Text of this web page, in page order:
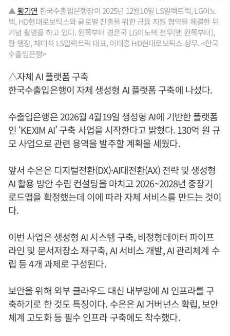
▲황기연 한국수출입은행장이 2025년 12월10일 LS일렉트릭, LG이노
텍, HD현대로보틱스와 글로벌 진출을 위한 금융 지원 협약을 체결한 뒤
기념 촬영을 하고 있다. 왼쪽부터 경은국 LG이노텍 전무(맨 왼쪽부터),
황 행장, 채대석 LS일렉트릭 대표, 이태홍 HD현대로보틱스 상무. <한국
수출입은행>
△자체 AI 플랫폼 구축
한국수출입은행이 자체 생성형 AI 플랫폼 구축에 나섰다.
수출입은행은 2026월 4월19일 생성형 AI에 기반한 플랫폼
인 ‘KEXIM AI’ 구축 사업을 시작한다고 밝혔다. 130억 원 규
모 사업으로 관련 용역을 발주할 계획을 세웠다.
앞서 수은은 디지털전환(DX)·AI대전환(AX) 전략 및 생성형
AI 활용 방안 수립 컨설팅을 마치고 2026~2028년 중장기
로드맵을 확정했는데 이에 따라 자체 서비스를 만드는 것이
다.
이번 사업은 생성형 AI 시스템 구축, 비정형데이터 파이프
라인 및 문서저장소 재구축, AI 서비스 개발, AI 관리체계 수
립 등 4개 과제로 구성된다.
보안을 위해 외부 클라우드 대신 내부망에 AI 인프라를 구
축하기로 한 것도 특징이다. 수은은 AI 거버넌스 확립, 보안
체계 고도화 등 필수 인프라 구축에도 착수했다.